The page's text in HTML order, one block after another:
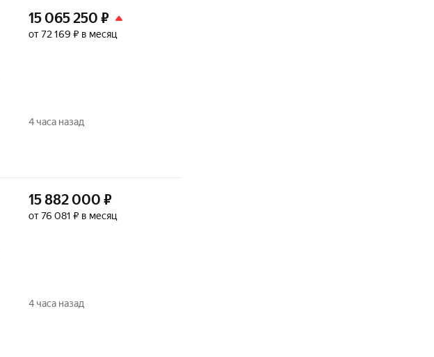
15 065 250 ₽
от 72 169 ₽ в месяц
4 часа назад
15 882 000 ₽
от 76 081 ₽ в месяц
4 часа назад